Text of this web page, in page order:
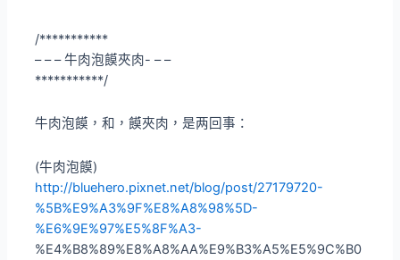
/***********
– – – 牛肉泡饃夾肉- – –
***********/
牛肉泡饃，和，饃夾肉，是两回事：
(牛肉泡饃)
http://bluehero.pixnet.net/blog/post/27179720-
%5B%E9%A3%9F%E8%A8%98%5D-
%E6%9E%97%E5%8F%A3-
%E4%B8%89%E8%A8%AA%E9%B3%A5%E5%9C%B0